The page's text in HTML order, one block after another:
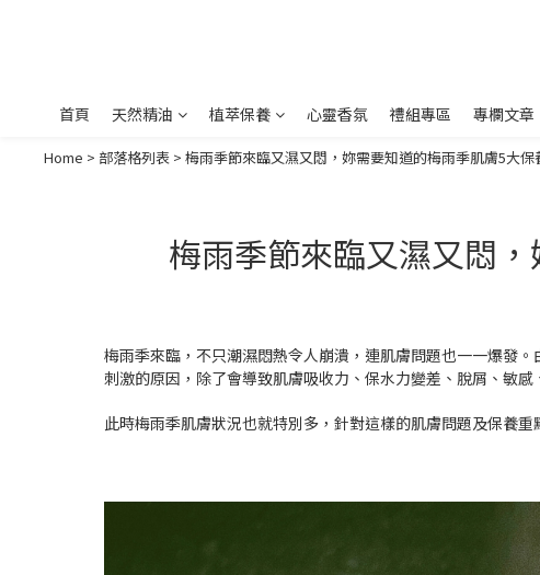
首頁 天然精油 植萃保養 心靈香氛 禮組專區 專欄文章
Home > 部落格列表 > 梅雨季節來臨又濕又悶，妳需要知道的梅雨季肌膚5大
梅雨季節來臨又濕又悶
梅雨季來臨，不只潮濕悶熱令人崩潰，連肌膚問題也一一爆發
刺激的原因，除了會導致肌膚吸收力、保水力變差、脫屑、敏
此時梅雨季肌膚狀況也就特別多，針對這樣的肌膚問題及保養